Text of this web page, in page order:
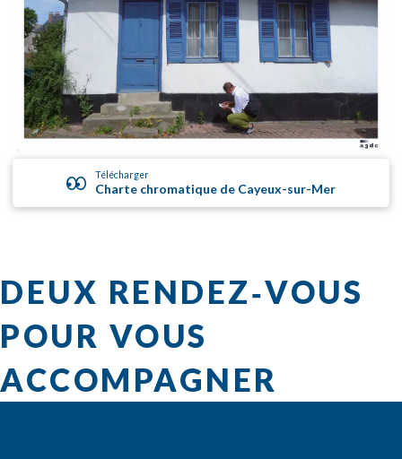
Télécharger
Charte chromatique de Cayeux-sur-Mer
DEUX RENDEZ‑VOUS
POUR VOUS
ACCOMPAGNER